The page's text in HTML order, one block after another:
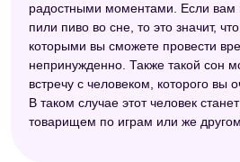
радостными моментами. Если вам
пили пиво во сне, то это значит,
которыми вы сможете провести
непринужденно. Также такой сон
встречу с человеком, которого вы
В таком случае этот человек
товарищем по играм или же